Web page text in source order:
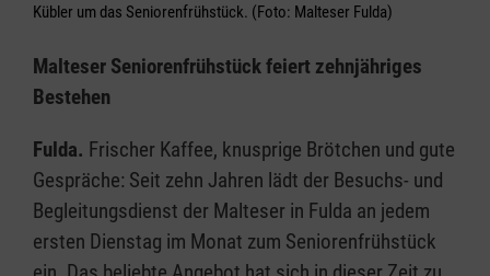
Kübler um das Seniorenfrühstück. (Foto: Malteser Fulda)
Malteser Seniorenfrühstück feiert zehnjähriges
Bestehen
Fulda. Frischer Kaffee, knusprige Brötchen und gute
Gespräche: Seit zehn Jahren lädt der Besuchs- und
Begleitungsdienst der Malteser in Fulda an jedem
ersten Dienstag im Monat zum Seniorenfrühstück